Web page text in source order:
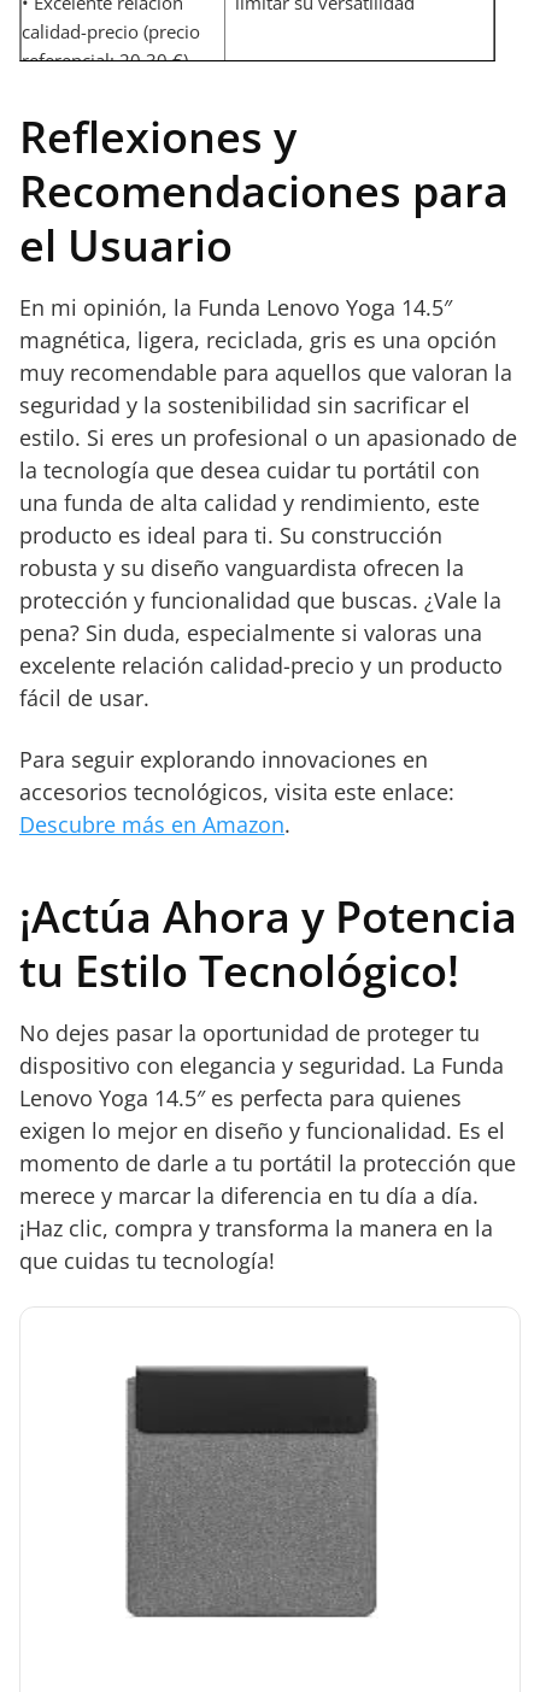
calidad-precio (precio
referencial: 20,30 €)
Reflexiones y
Recomendaciones para
el Usuario
En mi opinión, la Funda Lenovo Yoga 14.5″
magnética, ligera, reciclada, gris es una opción
muy recomendable para aquellos que valoran la
seguridad y la sostenibilidad sin sacrificar el
estilo. Si eres un profesional o un apasionado de
la tecnología que desea cuidar tu portátil con
una funda de alta calidad y rendimiento, este
producto es ideal para ti. Su construcción
robusta y su diseño vanguardista ofrecen la
protección y funcionalidad que buscas. ¿Vale la
pena? Sin duda, especialmente si valoras una
excelente relación calidad-precio y un producto
fácil de usar.
Para seguir explorando innovaciones en
accesorios tecnológicos, visita este enlace:
Descubre más en Amazon.
¡Actúa Ahora y Potencia
tu Estilo Tecnológico!
No dejes pasar la oportunidad de proteger tu
dispositivo con elegancia y seguridad. La Funda
Lenovo Yoga 14.5″ es perfecta para quienes
exigen lo mejor en diseño y funcionalidad. Es el
momento de darle a tu portátil la protección que
merece y marcar la diferencia en tu día a día.
¡Haz clic, compra y transforma la manera en la
que cuidas tu tecnología!